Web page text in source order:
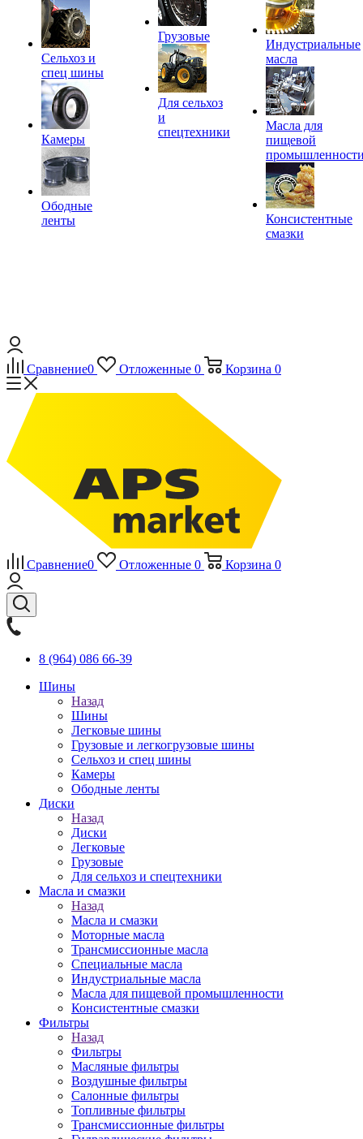
Сельхоз и
спец шины
Камеры
Ободные
ленты
Грузовые
Для сельхоз
и
спецтехники
Индустриальные
масла
Масла для
пищевой
Консистентные
смазки
Сравнение0 Отложенные 0 Корзина 0
Сравнение0 Отложенные 0 Корзина 0
8 (964) 086 66-39
Шины
Назад
Шины
Легковые шины
Грузовые и легкогрузовые шины
Сельхоз и спец шины
Камеры
Ободные ленты
Диски
Назад
Диски
Легковые
Грузовые
Для сельхоз и спецтехники
Масла и смазки
Назад
Масла и смазки
Моторные масла
Трансмиссионные масла
Специальные масла
Индустриальные масла
Масла для пищевой промышленности
Консистентные смазки
Фильтры
Назад
Фильтры
Масляные фильтры
Воздушные фильтры
Салонные фильтры
Топливные фильтры
Трансмиссионные фильтры